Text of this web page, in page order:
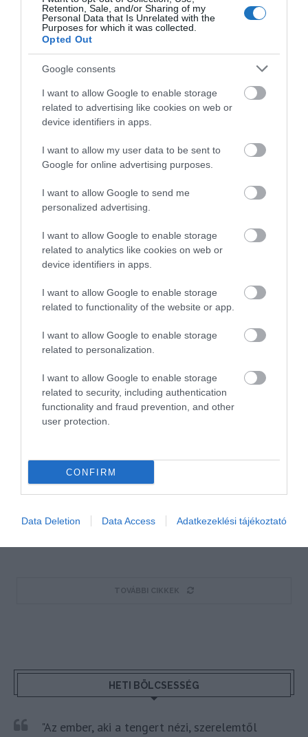
Retention, Sale, and/or Sharing of my
Personal Data that Is Unrelated with the
Purposes for which it was collected.
Opted Out
Google consents
I want to allow Google to enable storage
related to advertising like cookies on web or
device identifiers in apps.
I want to allow my user data to be sent to
Google for online advertising purposes.
I want to allow Google to send me
personalized advertising.
I want to allow Google to enable storage
related to analytics like cookies on web or
device identifiers in apps.
I want to allow Google to enable storage
related to functionality of the website or app.
I want to allow Google to enable storage
related to personalization.
I want to allow Google to enable storage
related to security, including authentication
functionality and fraud prevention, and other
user protection.
CONFIRM
Data Deletion Data Access Adatkezeklési tájékoztató
KIEMELKEDŐEN TELJESÍTETTEK A
TOURINFORM IRODÁK
Eredményes szezont zártak a Magyar Turisztikai
Ügynökség (MTÜ) szakmai koordinálásával működő
turisztikai információs irodák, melyek négy évtizede
állnak a turizmus és a turisták szolgálatában. Idén
eddig már 1,7 millió alkalommal segítettek a
hozzájuk fordulóknak. A főszezonban közel 900
úgynevezett próbavásárlást végzett az MTÜ,
melyeken átlagosan 85%-os teljesítményt nyújtottak
a tourinformos munkatársak, felülmúlva a korábbi
évek eredményét.
OLVASS TOVÁBB
TOVÁBBI CIKKEK
HETI BÖLCSESSÉG
"Az ember, aki a tengert nézi, szerelemtől